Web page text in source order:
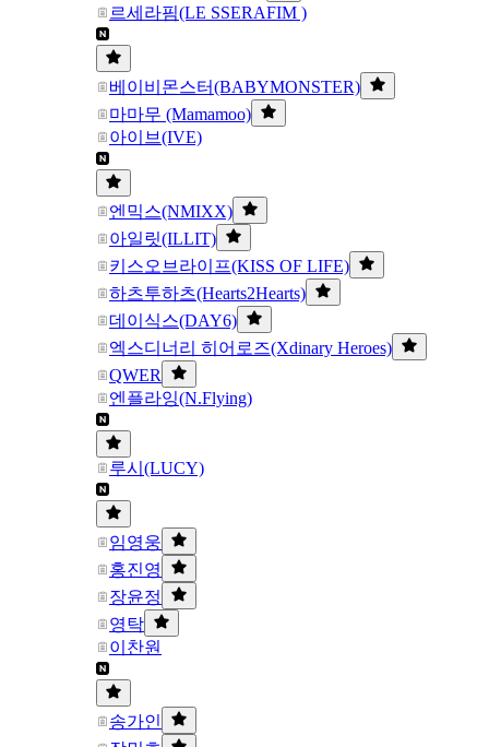
르세라핌(LE SSERAFIM )
베이비몬스터(BABYMONSTER)
마마무 (Mamamoo)
아이브(IVE)
엔믹스(NMIXX)
아일릿(ILLIT)
키스오브라이프(KISS OF LIFE)
하츠투하츠(Hearts2Hearts)
데이식스(DAY6)
엑스디너리 히어로즈(Xdinary Heroes)
QWER
엔플라잉(N.Flying)
루시(LUCY)
임영웅
홍진영
장윤정
영탁
이찬원
송가인